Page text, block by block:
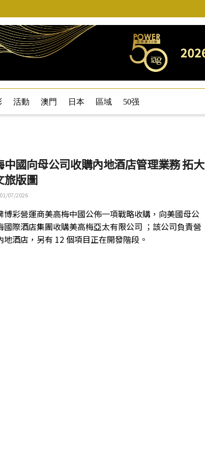
活動 澳門 日本 區域 50强
中國向母公司收購內地酒店管理業務 拓大
旅版圖
07/2026
博彩營運商美高梅中國公佈一項戰略收購，向美國母公
國際酒店集團收購美高梅亞太有限公司 ；該公司負責營
地酒店，另有 12 個項目正在開發階段。